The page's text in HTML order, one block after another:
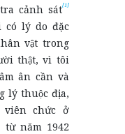
cảnh sát[1]
có lý do đặc
vật trong
thật, vì tôi
ân cần và
lý thuộc địa,
viên chức ở
năm 1942